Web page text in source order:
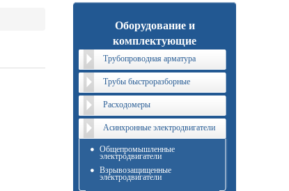
Оборудование и
комплектующие
Трубопроводная арматура
Трубы быстроразборные
Расходомеры
Асинхронные электродвигатели
Общепромышленные
электродвигатели
Взрывозащищенные
электродвигатели